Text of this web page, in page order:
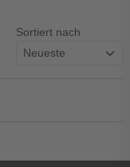
Sortiert nach